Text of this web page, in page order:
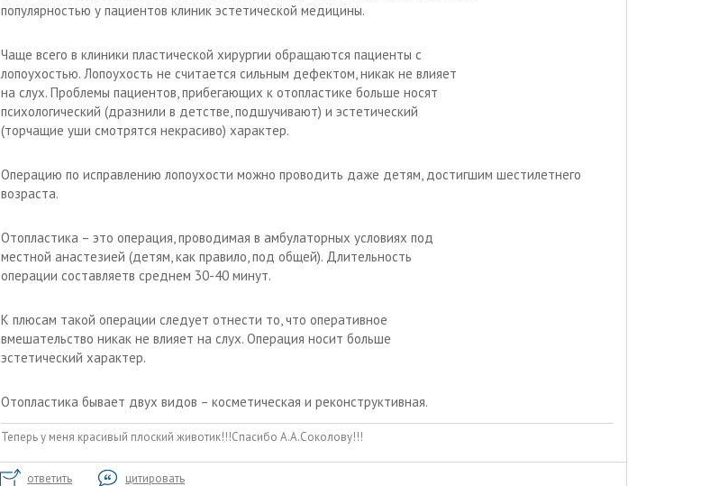
популярностью у пациентов клиник эстетической медицины.
Чаще всего в клиники пластической хирургии обращаются пациенты с
лопоухостью. Лопоухость не считается сильным дефектом, никак не влияет
на слух. Проблемы пациентов, прибегающих к отопластике больше носят
психологический (дразнили в детстве, подшучивают) и эстетический
(торчащие уши смотрятся некрасиво) характер.
Операцию по исправлению лопоухости можно проводить даже детям, достигшим шестилетнего
возраста.
Отопластика – это операция, проводимая в амбулаторных условиях под
местной анастезией (детям, как правило, под общей). Длительность
операции составляетв среднем 30-40 минут.
К плюсам такой операции следует отнести то, что оперативное
вмешательство никак не влияет на слух. Операция носит больше
эстетический характер.
Отопластика бывает двух видов – косметическая и реконструктивная.
Теперь у меня красивый плоский животик!!!Спасибо А.А.Соколову!!!
ответить цитировать